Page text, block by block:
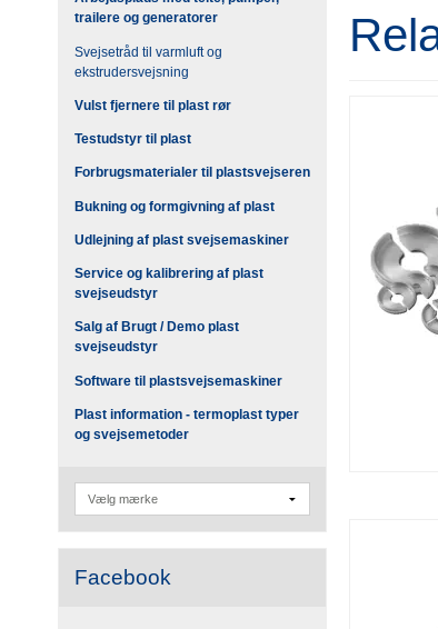
trailere og generatorer
Svejsetråd til varmluft og
ekstrudersvejsning
Vulst fjernere til plast rør
Testudstyr til plast
Forbrugsmaterialer til plastsvejseren
Bukning og formgivning af plast
Udlejning af plast svejsemaskiner
Service og kalibrering af plast
svejseudstyr
Salg af Brugt / Demo plast
svejseudstyr
Software til plastsvejsemaskiner
Plast information - termoplast typer
og svejsemetoder
Facebook